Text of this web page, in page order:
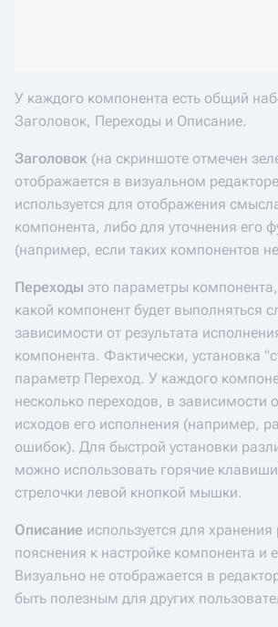
У каждого компонента есть общий
Заголовок, Переходы и Описание.
Заголовок (на скриншоте отмечен
отображается в визуальном
используется для отображения
компонента, либо для уточнения его
(например, если таких компонентов
Переходы это параметры
какой компонент будет выполняться
зависимости от результата
компонента. Фактически, установка
параметр Переход. У каждого
несколько переходов, в зависимости
исходов его исполнения (например,
ошибок). Для быстрой установки
можно использовать горячие
стрелочки левой кнопкой мышки.
Описание используется для хранения
пояснения к настройке компонента и
Визуально не отображается в
быть полезным для других